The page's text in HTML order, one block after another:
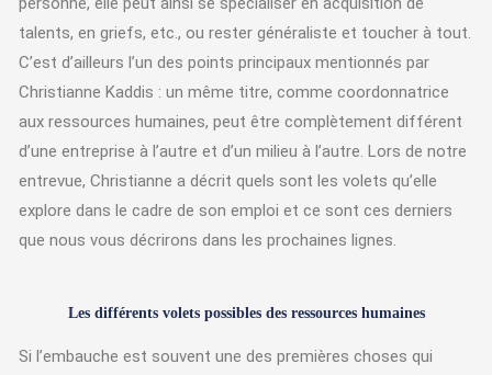
talents, en griefs, etc., ou rester généraliste et toucher à tout.
C’est d’ailleurs l’un des points principaux mentionnés par
Christianne Kaddis : un même titre, comme coordonnatrice
aux ressources humaines, peut être complètement différent
d’une entreprise à l’autre et d’un milieu à l’autre. Lors de notre
entrevue, Christianne a décrit quels sont les volets qu’elle
explore dans le cadre de son emploi et ce sont ces derniers
que nous vous décrirons dans les prochaines lignes.
Les différents volets possibles des ressources humaines
Si l’embauche est souvent une des premières choses qui